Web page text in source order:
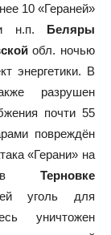
10 «Гераней»
н.п. Беляры
обл. ночью
энергетики. В
разрушен
почти 55
повреждён
«Герани» на
Терновке
уголь для
уничтожен